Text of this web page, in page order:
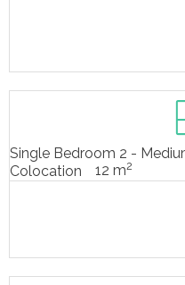
Single Bedroom 2 -
Colocation
12 m2